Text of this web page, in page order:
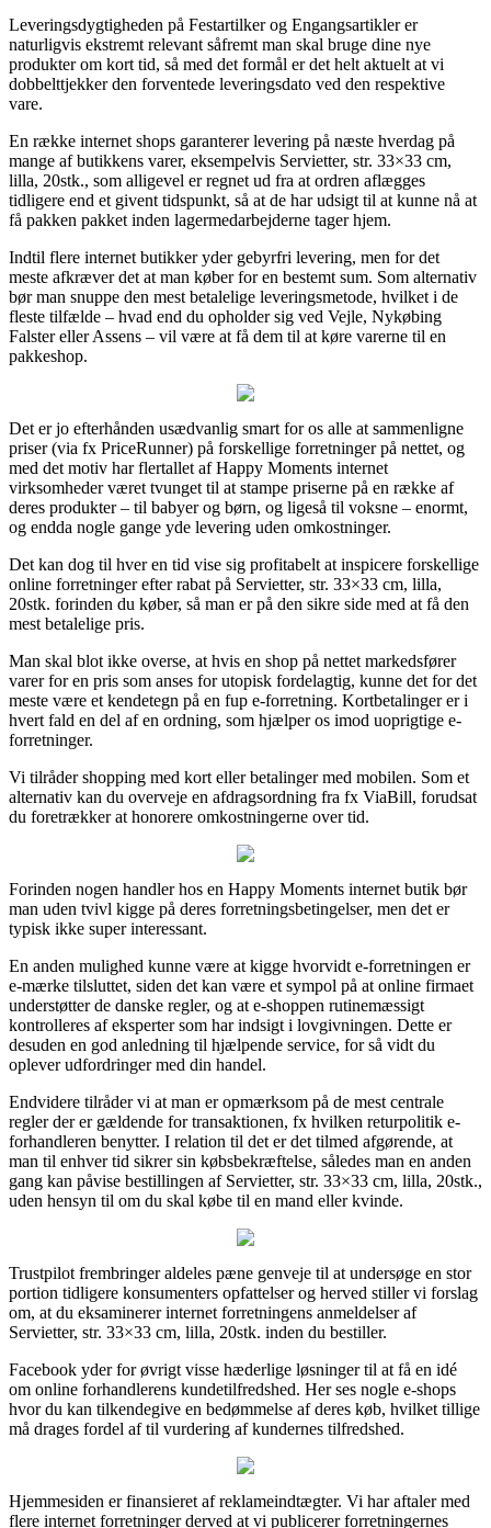
Leveringsdygtigheden på Festartilker og Engangsartikler er
naturligvis ekstremt relevant såfremt man skal bruge dine nye
produkter om kort tid, så med det formål er det helt aktuelt at vi
dobbelttjekker den forventede leveringsdato ved den respektive
vare.
En række internet shops garanterer levering på næste hverdag på
mange af butikkens varer, eksempelvis Servietter, str. 33×33 cm,
lilla, 20stk., som alligevel er regnet ud fra at ordren aflægges
tidligere end et givent tidspunkt, så at de har udsigt til at kunne nå at
få pakken pakket inden lagermedarbejderne tager hjem.
Indtil flere internet butikker yder gebyrfri levering, men for det
meste afkræver det at man køber for en bestemt sum. Som alternativ
bør man snuppe den mest betalelige leveringsmetode, hvilket i de
fleste tilfælde – hvad end du opholder sig ved Vejle, Nykøbing
Falster eller Assens – vil være at få dem til at køre varerne til en
pakkeshop.
Det er jo efterhånden usædvanlig smart for os alle at sammenligne
priser (via fx PriceRunner) på forskellige forretninger på nettet, og
med det motiv har flertallet af Happy Moments internet
virksomheder været tvunget til at stampe priserne på en række af
deres produkter – til babyer og børn, og ligeså til voksne – enormt,
og endda nogle gange yde levering uden omkostninger.
Det kan dog til hver en tid vise sig profitabelt at inspicere forskellige
online forretninger efter rabat på Servietter, str. 33×33 cm, lilla,
20stk. forinden du køber, så man er på den sikre side med at få den
mest betalelige pris.
Man skal blot ikke overse, at hvis en shop på nettet markedsfører
varer for en pris som anses for utopisk fordelagtig, kunne det for det
meste være et kendetegn på en fup e-forretning. Kortbetalinger er i
hvert fald en del af en ordning, som hjælper os imod uoprigtige e-
forretninger.
Vi tilråder shopping med kort eller betalinger med mobilen. Som et
alternativ kan du overveje en afdragsordning fra fx ViaBill, forudsat
du foretrækker at honorere omkostningerne over tid.
Forinden nogen handler hos en Happy Moments internet butik bør
man uden tvivl kigge på deres forretningsbetingelser, men det er
typisk ikke super interessant.
En anden mulighed kunne være at kigge hvorvidt e-forretningen er
e-mærke tilsluttet, siden det kan være et sympol på at online firmaet
understøtter de danske regler, og at e-shoppen rutinemæssigt
kontrolleres af eksperter som har indsigt i lovgivningen. Dette er
desuden en god anledning til hjælpende service, for så vidt du
oplever udfordringer med din handel.
Endvidere tilråder vi at man er opmærksom på de mest centrale
regler der er gældende for transaktionen, fx hvilken returpolitik e-
forhandleren benytter. I relation til det er det tilmed afgørende, at
man til enhver tid sikrer sin købsbekræftelse, således man en anden
gang kan påvise bestillingen af Servietter, str. 33×33 cm, lilla, 20stk.,
uden hensyn til om du skal købe til en mand eller kvinde.
Trustpilot frembringer aldeles pæne genveje til at undersøge en stor
portion tidligere konsumenters opfattelser og herved stiller vi forslag
om, at du eksaminerer internet forretningens anmeldelser af
Servietter, str. 33×33 cm, lilla, 20stk. inden du bestiller.
Facebook yder for øvrigt visse hæderlige løsninger til at få en idé
om online forhandlerens kundetilfredshed. Her ses nogle e-shops
hvor du kan tilkendegive en bedømmelse af deres køb, hvilket tillige
må drages fordel af til vurdering af kundernes tilfredshed.
Hjemmesiden er finansieret af reklameindtægter. Vi har aftaler med
flere internet forretninger derved at vi publicerer forretningernes